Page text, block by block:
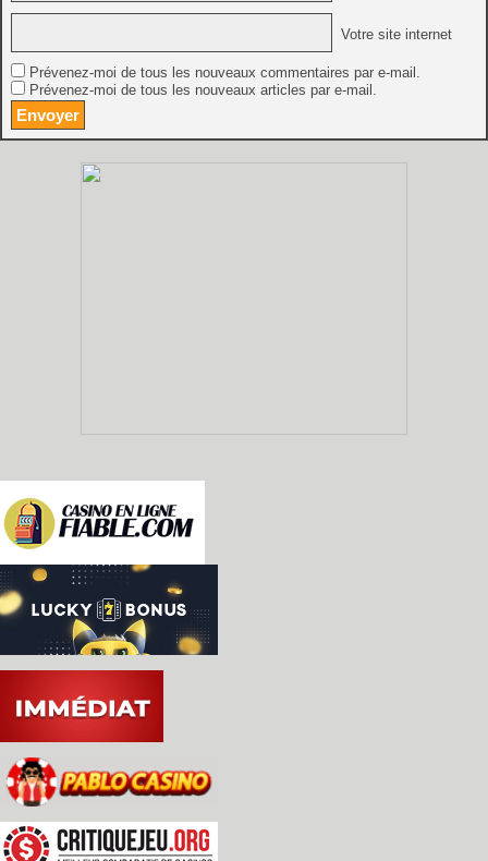
Votre site internet
Prévenez-moi de tous les nouveaux commentaires par e-mail.
Prévenez-moi de tous les nouveaux articles par e-mail.